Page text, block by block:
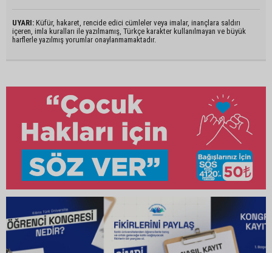
UYARI: Küfür, hakaret, rencide edici cümleler veya imalar, inançlara saldırı
içeren, imla kuralları ile yazılmamış, Türkçe karakter kullanılmayan ve büyük
harflerle yazılmış yorumlar onaylanmamaktadır.